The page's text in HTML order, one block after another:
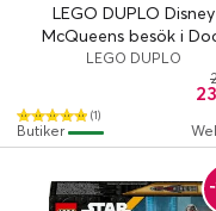
LEGO DUPLO Disney
McQueens besök i
garage 10456
LEGO DUPLO
(1)
Butiker